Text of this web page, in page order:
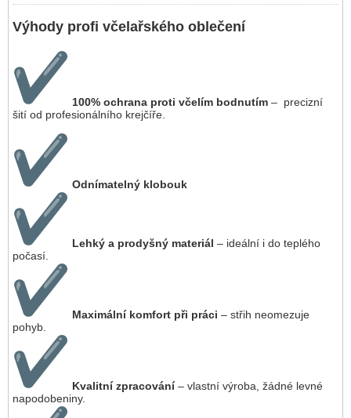
Výhody profi včelařského oblečení
100% ochrana proti včelím bodnutím – precizní
šití od profesionálního krejčíře.
Odnímatelný klobouk
Lehký a prodyšný materiál – ideální i do teplého
počasí.
Maximální komfort při práci – střih neomezuje
pohyb.
Kvalitní zpracování– vlastní výroba, žádné levné
napodobeniny.